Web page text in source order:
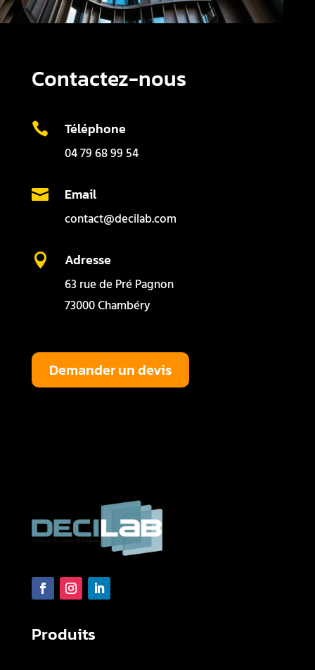
Contactez-nous

Téléphone
04 79 68 99 54

Email
contact@decilab.com

Adresse
63 rue de Pré Pagnon
73000 Chambéry
Demander un devis
Produits